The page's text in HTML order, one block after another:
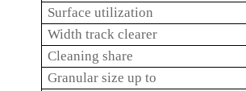
Surface utilization
Width track clearer
Cleaning share
Granular size up to